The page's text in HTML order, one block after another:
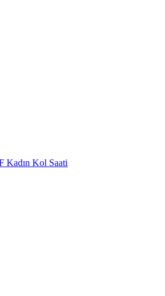
Kadın Kol Saati